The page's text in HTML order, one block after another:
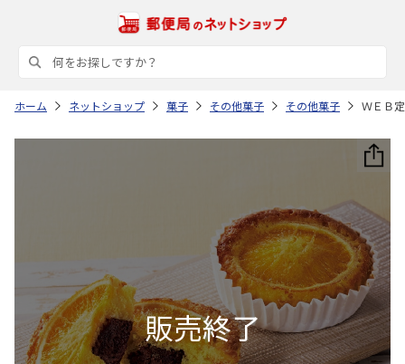
ホーム ネットショップ 菓子 その他菓子 その他菓子 ＷＥＢ